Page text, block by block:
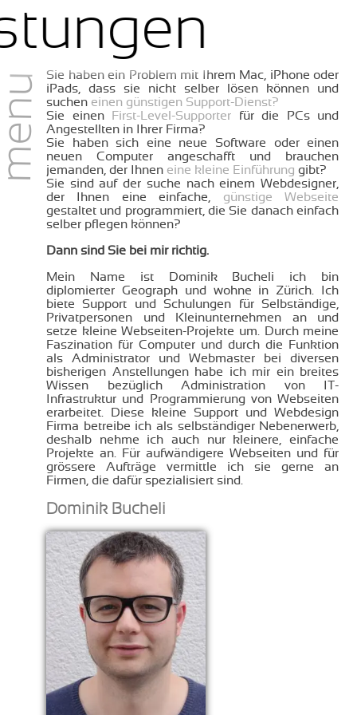
Sie haben ein Problem mit Ihrem Mac, iPhone oder
iPads, dass sie nicht selber lösen können und
suchen einen günstigen Support-Dienst?
Sie einen
First-Level-Supporter für die PCs und
Angestellten in Ihrer Firma?
Sie haben sich eine neue Software oder einen
neuen Computer angeschafft und brauchen
jemanden, der Ihnen eine kleine Einführung gibt?
Sie sind auf der suche nach einem Webdesigner,
der Ihnen eine einfache, günstige Webseite
gestaltet und programmiert, die Sie danach einfach
selber pflegen können?
Dann sind Sie bei mir richtig.
Mein Name ist Dominik Bucheli ich bin
diplomierter Geograph und wohne in Zürich. Ich
biete Support und Schulungen für Selbständige,
Privatpersonen und Kleinunternehmen an und
setze kleine Webseiten-Projekte um. Durch meine
Faszination für Computer und durch die Funktion
als Administrator und Webmaster bei diversen
bisherigen Anstellungen habe ich mir ein breites
Wissen bezüglich Administration von IT-
Infrastruktur und Programmierung von Webseiten
erarbeitet. Diese kleine Support und Webdesign
Firma betreibe ich als selbständiger Nebenerwerb,
deshalb nehme ich auch nur kleinere, einfache
Projekte an. Für aufwändigere Webseiten und für
grössere Aufträge vermittle ich sie gerne an
Firmen, die dafür spezialisiert sind.
Dominik Bucheli